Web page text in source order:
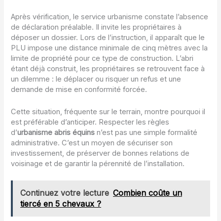
Après vérification, le service urbanisme constate l’absence
de déclaration préalable. Il invite les propriétaires à
déposer un dossier. Lors de l’instruction, il apparaît que le
PLU impose une distance minimale de cinq mètres avec la
limite de propriété pour ce type de construction. L’abri
étant déjà construit, les propriétaires se retrouvent face à
un dilemme : le déplacer ou risquer un refus et une
demande de mise en conformité forcée.
Cette situation, fréquente sur le terrain, montre pourquoi il
est préférable d’anticiper. Respecter les règles
d’urbanisme abris équins n’est pas une simple formalité
administrative. C’est un moyen de sécuriser son
investissement, de préserver de bonnes relations de
voisinage et de garantir la pérennité de l’installation.
Continuez votre lecture Combien coûte un
tiercé en 5 chevaux ?